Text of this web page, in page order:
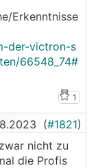
1
(Non-
das eine
es auch
erst
Erkenntnisse
der-victron-s
66548_74#
1
(#1821)
nicht zu
die Profis